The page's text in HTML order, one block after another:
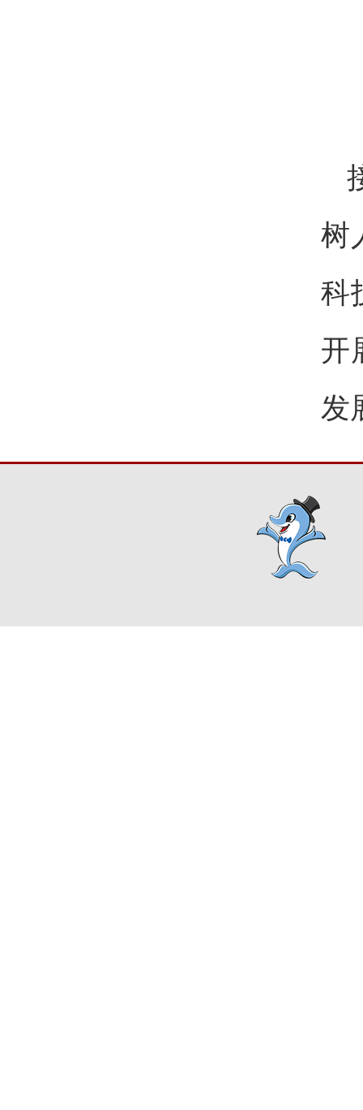
树
科
开
发